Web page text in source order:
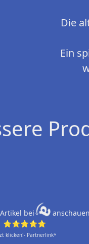
Die
Ein
Artikel bei
anschauen
⭐⭐⭐⭐⭐
klicken!- Partnerlink*